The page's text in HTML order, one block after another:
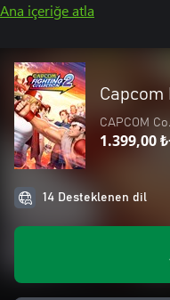
Ana içeriğe atla
CAPCOM
1.399,00
14 Desteklenen dil